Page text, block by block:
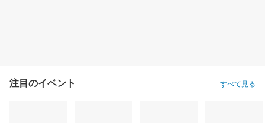
注目のイベント すべて見る